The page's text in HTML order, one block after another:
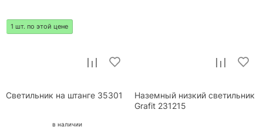
1 шт. по этой цене
Светильник на штанге 35301
в наличии
Наземный низкий светильник
Grafit 231215